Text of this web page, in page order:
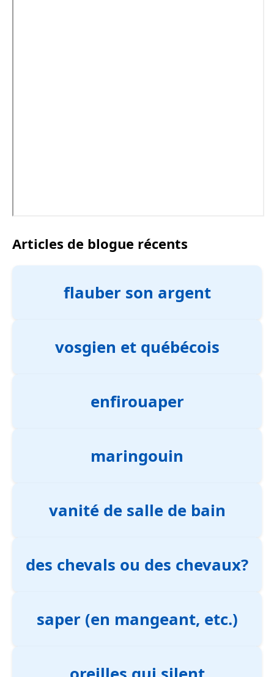
Articles de blogue récents
flauber son argent
vosgien et québécois
enfirouaper
maringouin
vanité de salle de bain
des chevals ou des chevaux?
saper (en mangeant, etc.)